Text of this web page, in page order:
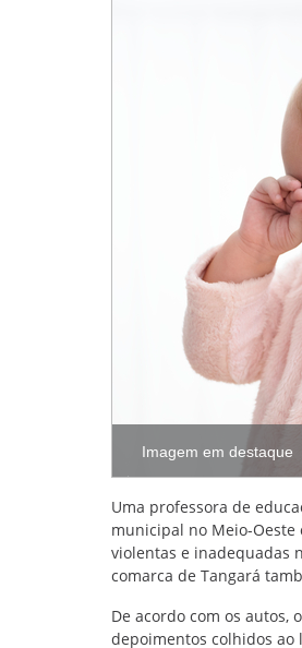
Imagem em destaque
Uma professora de
municipal no Meio-Oeste
violentas e inadequadas
comarca de Tangará
De acordo com os autos,
depoimentos colhidos ao